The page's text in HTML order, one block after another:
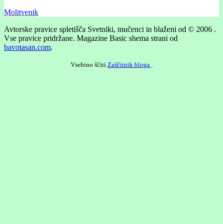
Molitvenik
Avtorske pravice spletišča Svetniki, mučenci in blaženi od © 2006 .
Vse pravice pridržane. Magazine Basic shema strani od
bavotasan.com.
Vsebino ščiti Zaščitnik bloga